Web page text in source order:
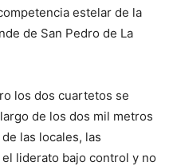
estelar de la
de San Pedro de La
los dos cuartetos se
de los dos mil metros
las locales, las
liderato bajo control y no